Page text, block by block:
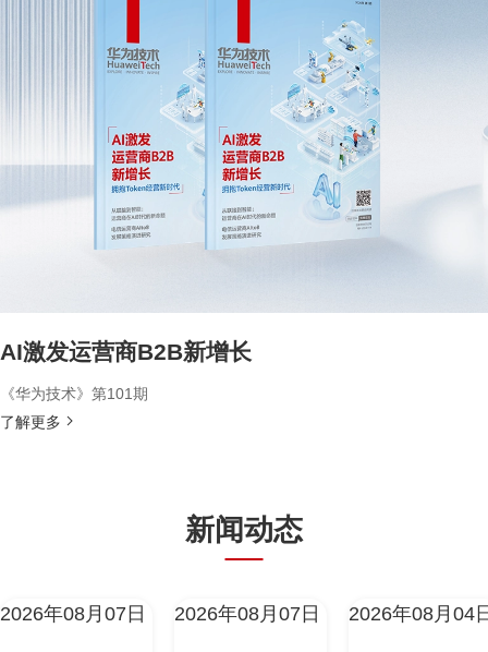
AI激发运营商B2B新增长
《华为技术》第101期
了解更多
新闻动态
2026年08月07日 2026年08月07日 2026年08月04